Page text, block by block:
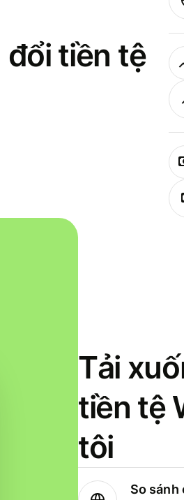
tiền tệ
Tải
tiền tệ
tôi
So sánh